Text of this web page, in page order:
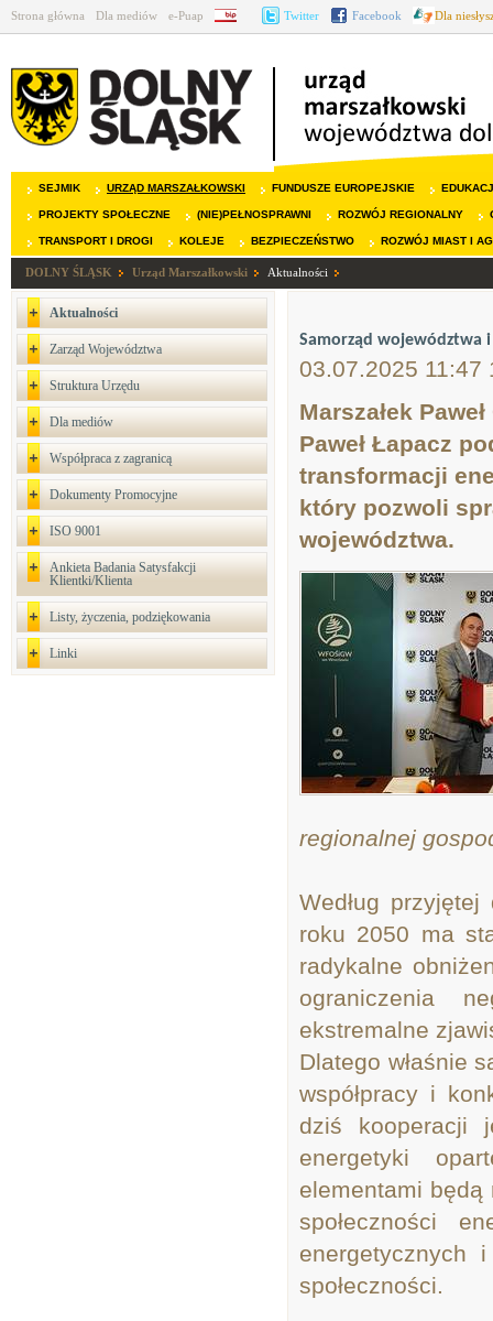
Strona główna Dla mediów e-Puap BIP Twitter Facebook Dla
SEJMIK URZĄD MARSZAŁKOWSKI FUNDUSZE EUROPEJSKIE
PROJEKTY SPOŁECZNE (NIE)PEŁNOSPRAWNI ROZWÓJ REGIONALNY
TRANSPORT I DROGI KOLEJE BEZPIECZEŃSTWO ROZWÓJ MIAST I
DOLNY ŚLĄSK Urząd Marszałkowski Aktualności
Aktualności
Zarząd Województwa
Struktura Urzędu
Dla mediów
Współpraca z zagranicą
Dokumenty Promocyjne
ISO 9001
Ankieta Badania Satysfakcji
Klientki/Klienta
Listy, życzenia, podziękowania
Linki
Samorząd województwa i
03.07.2025 11:47
Marszałek
Paweł Łapacz
transformacji
który pozwoli
województwa.
regionalnej
Według
roku 2050 ma
radykalne
ograniczenia
ekstremalne
Dlatego właśnie
współpracy i
dziś kooperacji
energetyki
elementami
społeczności
energetycznych
społeczności.